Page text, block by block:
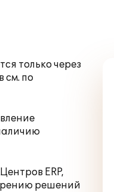
только через
см. по
ERP,
решений